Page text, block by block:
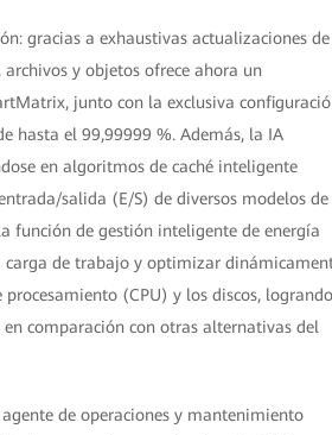
gracias a exhaustivas actualizaciones de
y objetos ofrece ahora un
junto con la exclusiva
hasta el 99,99999 %. Además, la IA
en algoritmos de caché inteligente
salida (E/S) de diversos modelos de
función de gestión inteligente de energía
de trabajo y optimizar
(CPU) y los discos, logrando
comparación con otras alternativas del
de operaciones y mantenimiento